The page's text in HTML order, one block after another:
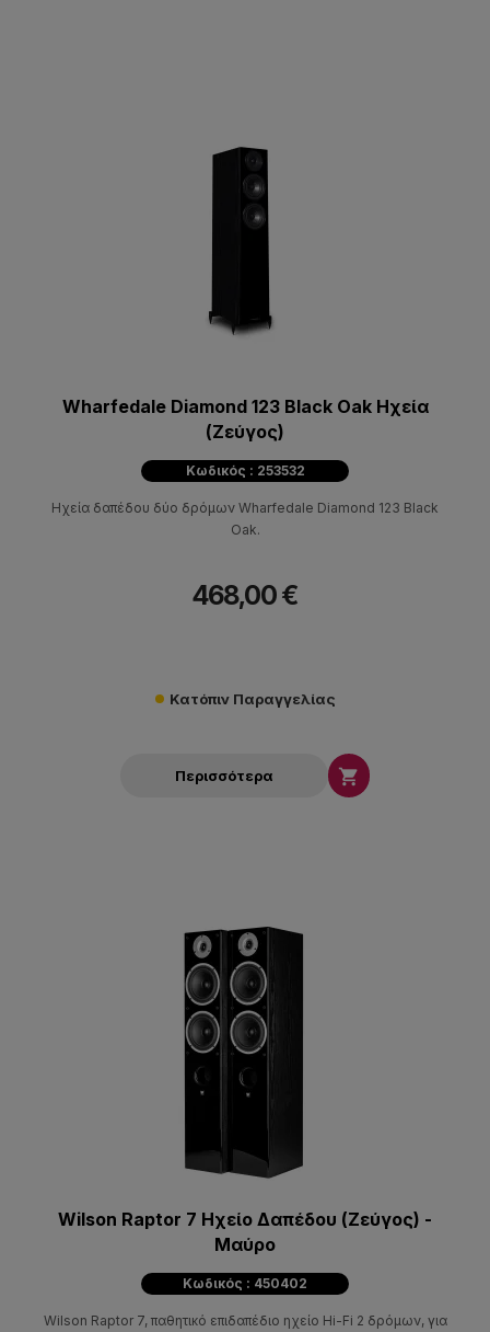
Wharfedale Diamond 123 Black Oak Ηχεία
(Ζεύγος)
Κωδικός : 253532
Hχεία δαπέδου δύο δρόμων Wharfedale Diamond 123 Black
Oak.
468,00 €
Κατόπιν Παραγγελίας
Περισσότερα 
Wilson Raptor 7 Ηχείο Δαπέδου (Ζεύγος) -
Μαύρο
Κωδικός : 450402
Wilson Raptor 7, παθητικό επιδαπέδιο ηχείο Hi-Fi 2 δρόμων, για